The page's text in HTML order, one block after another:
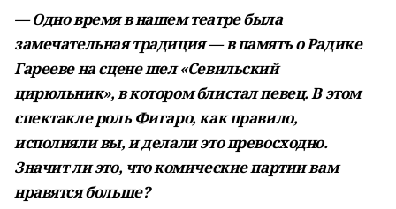
— Одно время в нашем театре была
замечательная традиция — в память о Радике
Гарееве на сцене шел «Севильский
цирюльник», в котором блистал певец. В этом
спектакле роль Фигаро, как правило,
исполняли вы, и делали это превосходно.
Значит ли это, что комические партии вам
нравятся больше?